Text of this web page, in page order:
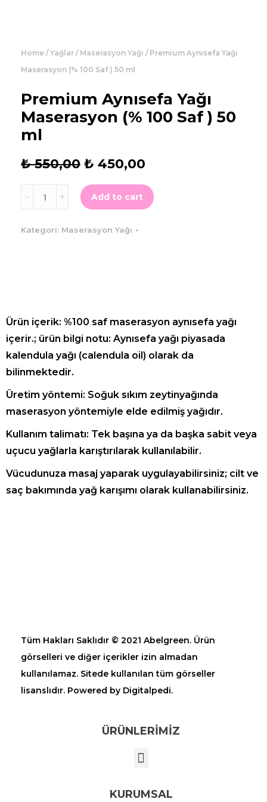
Home /Yağlar / Maserasyon Yağı / Premium Aynısefa Yağı
Maserasyon (% 100 Saf ) 50 ml
Premium Aynısefa Yağı
Maserasyon (% 100 Saf ) 50
ml
₺550,00 ₺ 450,00
Add to cart
Kategori: Maserasyon Yağı
Ürün içerik: %100 saf maserasyon aynısefa yağı
içerir.; ürün bilgi notu: Aynısefa yağı piyasada
kalendula yağı (calendula oil) olarak da
bilinmektedir.
Üretim yöntemi: Soğuk sıkım zeytinyağında
maserasyon yöntemiyle elde edilmiş yağıdır.
Kullanım talimatı: Tek başına ya da başka sabit veya
uçucu yağlarla karıştırılarak kullanılabilir.
Vücudunuza masaj yaparak uygulayabilirsiniz; cilt ve
saç bakımında yağ karışımı olarak kullanabilirsiniz.
Tüm Hakları Saklıdır © 2021 Abelgreen. Ürün
görselleri ve diğer içerikler izin almadan
kullanılamaz. Sitede kullanılan tüm görseller
lisanslıdır. Powered by Digitalpedi.
ÜRÜNLERİMİZ
KURUMSAL